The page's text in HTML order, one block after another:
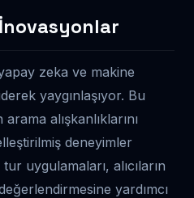
yapay zeka ve makine
yaygınlaşıyor. Bu
alışkanlıklarını
deneyimler
uygulamaları, alıcıların
yardımcı